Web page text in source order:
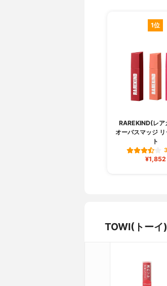
1位
RAREKIND(レア
オーバスマッジ
ト
¥1,852
TOWI(トーイ